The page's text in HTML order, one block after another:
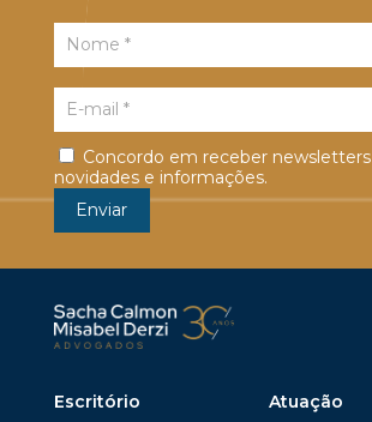
Concordo em receber
novidades e informações.
Escritório
Atuação